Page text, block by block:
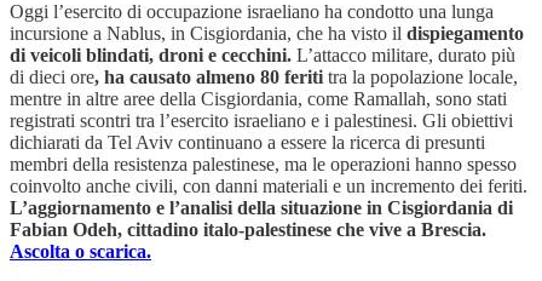
Oggi l’esercito di occupazione israeliano ha condotto una lunga
incursione a Nablus, in Cisgiordania, che ha visto il dispiegamento
di veicoli blindati, droni e cecchini. L’attacco militare, durato più
di dieci ore, ha causato almeno 80 feriti tra la popolazione locale,
mentre in altre aree della Cisgiordania, come Ramallah, sono stati
registrati scontri tra l’esercito israeliano e i palestinesi. Gli obiettivi
dichiarati da Tel Aviv continuano a essere la ricerca di presunti
membri della resistenza palestinese, ma le operazioni hanno spesso
coinvolto anche civili, con danni materiali e un incremento dei feriti.
L’aggiornamento e l’analisi della situazione in Cisgiordania di
Fabian Odeh, cittadino italo-palestinese che vive a Brescia.
Ascolta o scarica.